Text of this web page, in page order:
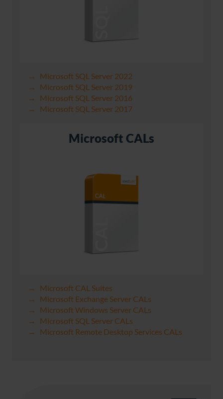
Microsoft SQL Server 2022
Microsoft SQL Server 2019
Microsoft SQL Server 2016
Microsoft SQL Server 2017
Microsoft CALs
Microsoft CAL Suites
Microsoft Exchange Server CALs
Microsoft Windows Server CALs
Microsoft SQL Server CALs
Microsoft Remote Desktop Services CALs